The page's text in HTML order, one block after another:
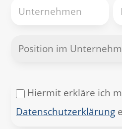
Hiermit erkläre ich
Datenschutzerklärung